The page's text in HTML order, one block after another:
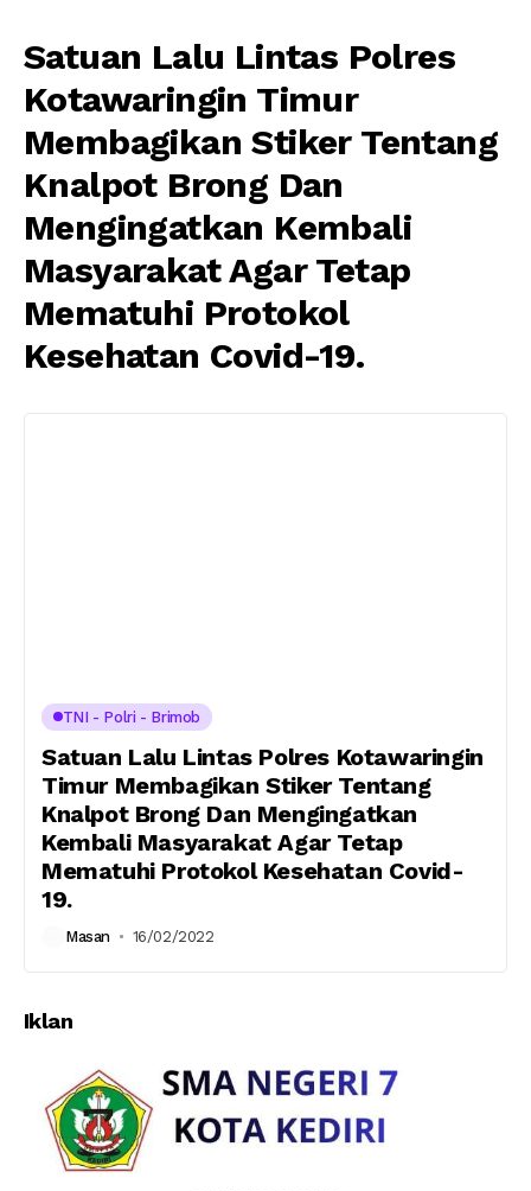
Satuan Lalu Lintas Polres
Kotawaringin Timur
Membagikan Stiker Tentang
Knalpot Brong Dan
Mengingatkan Kembali
Masyarakat Agar Tetap
Mematuhi Protokol
Kesehatan Covid-19.
TNI - Polri - Brimob
Satuan Lalu Lintas Polres Kotawaringin
Timur Membagikan Stiker Tentang
Knalpot Brong Dan Mengingatkan
Kembali Masyarakat Agar Tetap
Mematuhi Protokol Kesehatan Covid-
19.
Masan 16/02/2022
Iklan